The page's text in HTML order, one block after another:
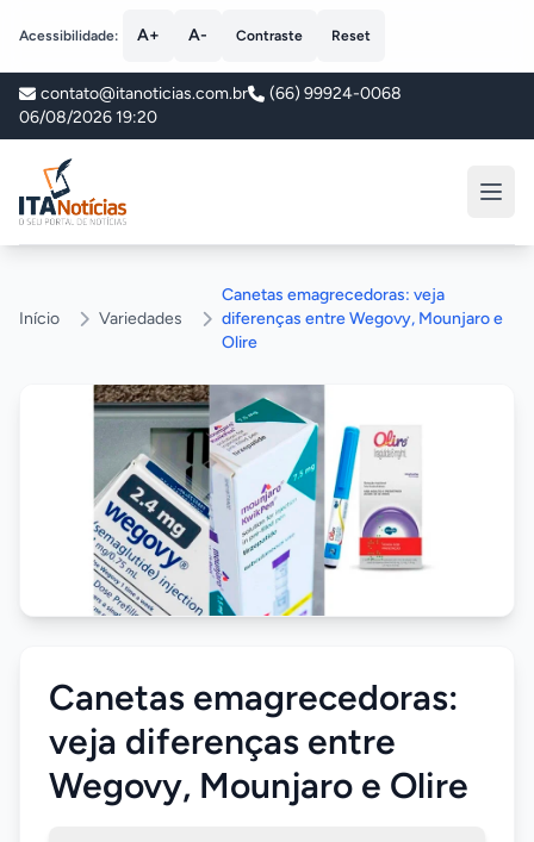
Acessibilidade: A+ A- Contraste Reset
contato@itanoticias.com.br
(66) 99924-0068
06/08/2026 19:20
ITA Notícias
Início Variedades
Canetas emagrecedoras: veja
diferenças entre Wegovy, Mounjaro e
Olire
Canetas emagrecedoras:
veja diferenças entre
Wegovy, Mounjaro e Olire